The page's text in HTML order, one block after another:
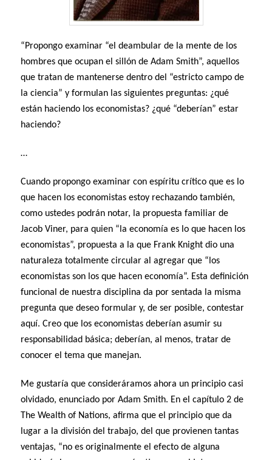
“Propongo examinar “el deambular de la mente de los
hombres que ocupan el sillón de Adam Smith”, aquellos
que tratan de mantenerse dentro del “estricto campo de
la ciencia” y formulan las siguientes preguntas: ¿qué
están haciendo los economistas? ¿qué “deberían” estar
haciendo?
…
Cuando propongo examinar con espíritu crítico que es lo
que hacen los economistas estoy rechazando también,
como ustedes podrán notar, la propuesta familiar de
Jacob Viner, para quien “la economía es lo que hacen los
economistas”, propuesta a la que Frank Knight dio una
naturaleza totalmente circular al agregar que “los
economistas son los que hacen economía”. Esta definición
funcional de nuestra disciplina da por sentada la misma
pregunta que deseo formular y, de ser posible, contestar
aquí. Creo que los economistas deberían asumir su
responsabilidad básica; deberían, al menos, tratar de
conocer el tema que manejan.
Me gustaría que consideráramos ahora un principio casi
olvidado, enunciado por Adam Smith. En el capítulo 2 de
The Wealth of Nations, afirma que el principio que da
lugar a la división del trabajo, del que provienen tantas
ventajas, “no es originalmente el efecto de alguna